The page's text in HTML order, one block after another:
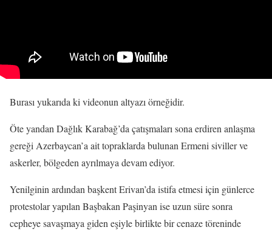
Burası yukarıda ki videonun altyazı örneğidir.
Öte yandan Dağlık Karabağ’da çatışmaları sona erdiren anlaşma
gereği Azerbaycan’a ait topraklarda bulunan Ermeni siviller ve
askerler, bölgeden ayrılmaya devam ediyor.
Yenilginin ardından başkent Erivan’da istifa etmesi için günlerce
protestolar yapılan Başbakan Paşinyan ise uzun süre sonra
cepheye savaşmaya giden eşiyle birlikte bir cenaze töreninde